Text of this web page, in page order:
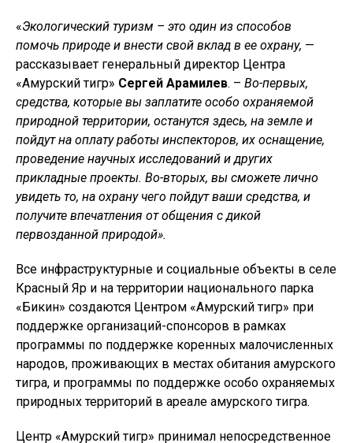
«Экологический туризм – это один из способов
помочь природе и внести свой вклад в ее охрану, —
рассказывает генеральный директор Центра
«Амурский тигр» Сергей Арамилев. – Во-первых,
средства, которые вы заплатите особо охраняемой
природной территории, останутся здесь, на земле и
пойдут на оплату работы инспекторов, их оснащение,
проведение научных исследований и других
прикладные проекты. Во-вторых, вы сможете лично
увидеть то, на охрану чего пойдут ваши средства, и
получите впечатления от общения с дикой
первозданной природой».
Все инфраструктурные и социальные объекты в селе
Красный Яр и на территории национального парка
«Бикин» создаются Центром «Амурский тигр» при
поддержке организаций-спонсоров в рамках
программы по поддержке коренных малочисленных
народов, проживающих в местах обитания амурского
тигра, и программы по поддержке особо охраняемых
природных территорий в ареале амурского тигра.
Центр «Амурский тигр» принимал непосредственное